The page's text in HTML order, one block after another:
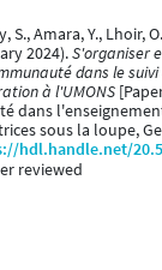
S., Amara, Y., Lhoir,
2024).S'organiser
dans le
à l'UMONS
dans
sous la loupe,
hdl.handle.net/
reviewed